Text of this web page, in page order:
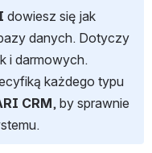
dowiesz się jak
danych. Dotyczy
i darmowych.
każdego typu
CRM, by sprawnie